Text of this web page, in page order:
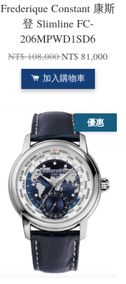
Frederique Constant 康斯
登 Slimline FC-
206MPWD1SD6
NT$ 108,000NT$ 81,000
加入購物車
優惠